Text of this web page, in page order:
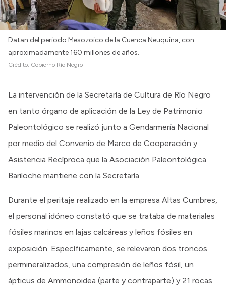
Datan del periodo Mesozoico de la Cuenca Neuquina, con
aproximadamente 160 millones de años.
Crédito: Gobierno Río Negro
La intervención de la Secretaría de Cultura de Río Negro
en tanto órgano de aplicación de la Ley de Patrimonio
Paleontológico se realizó junto a Gendarmería Nacional
por medio del Convenio de Marco de Cooperación y
Asistencia Recíproca que la Asociación Paleontológica
Bariloche mantiene con la Secretaría.
Durante el peritaje realizado en la empresa Altas Cumbres,
el personal idóneo constató que se trataba de materiales
fósiles marinos en lajas calcáreas y leños fósiles en
exposición. Específicamente, se relevaron dos troncos
permineralizados, una compresión de leños fósil, un
ápticus de Ammonoidea (parte y contraparte) y 21 rocas